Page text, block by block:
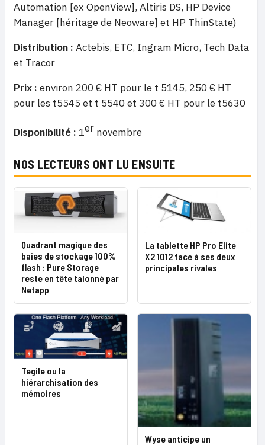
Automation [ex OpenView], Altiris DS, HP Device
Manager [héritage de Neoware] et HP ThinState)
Distribution : Actebis, ETC, Ingram Micro, Tech Data
et Tracor
Prix : environ 200 € HT pour le t 5145, 250 € HT
pour les t5545 et t 5540 et 300 € HT pour le t5630
Disponibilité : 1er novembre
NOS LECTEURS ONT LU ENSUITE
Quadrant magique des
baies de stockage 100%
flash : Pure Storage
reste en tête talonné par
Netapp
La tablette HP Pro Elite
X2 1012 face à ses deux
principales rivales
Tegile ou la
hiérarchisation des
mémoires
Wyse anticipe un